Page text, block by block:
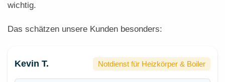
wichtig.
Das schätzen unsere Kunden besonders:
Kevin T. Notdienst für Heizkörper & Boiler